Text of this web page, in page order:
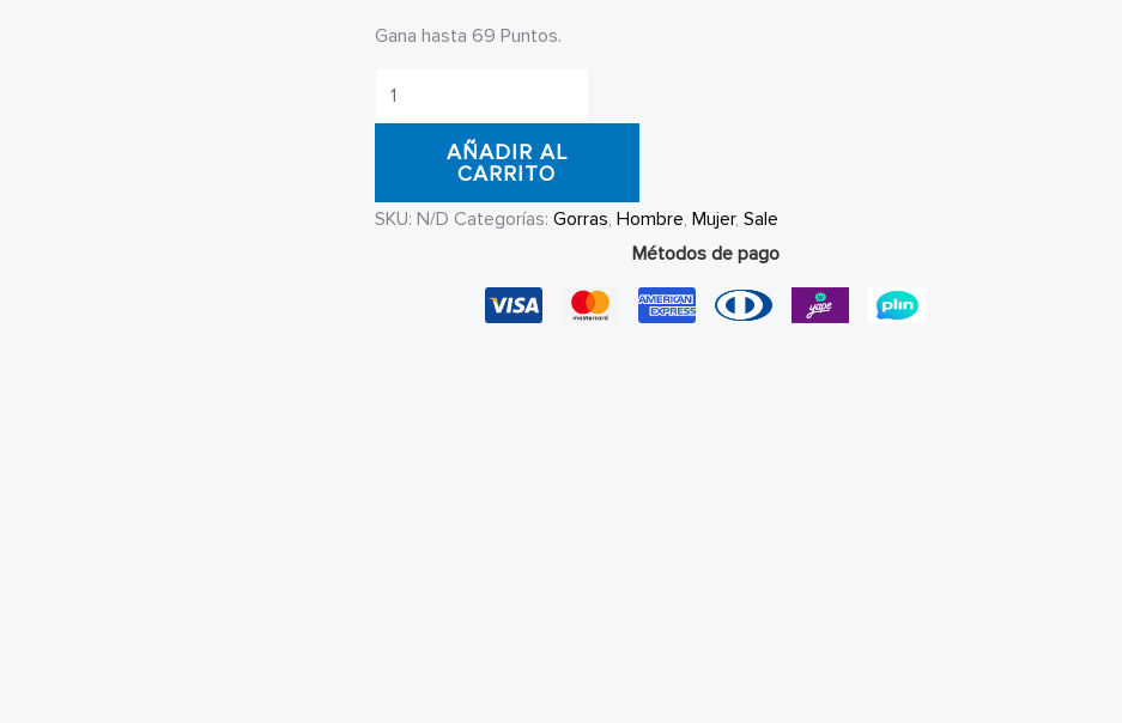
Gana hasta 69 Puntos.
Bucket
Hat
Camo
AÑADIR AL
CARRITO
SKU: N/D Categorías: Gorras, Hombre, Mujer, Sale
Métodos de pago